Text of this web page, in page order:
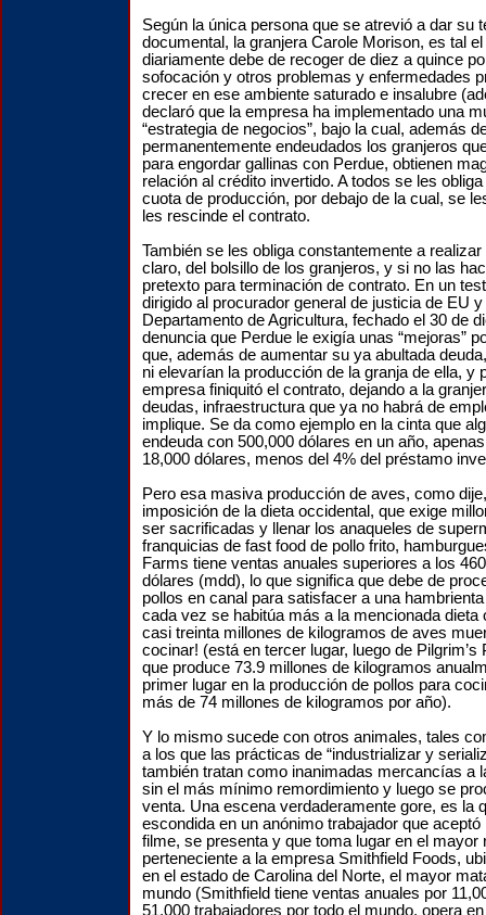
Según la única persona que se atrevió a dar su
documental, la granjera Carole Morison, es tal
diariamente debe de recoger de diez a quince
sofocación y otros problemas y enfermedades
crecer en ese ambiente saturado e insalubre
declaró que la empresa ha implementado una
“estrategia de negocios”, bajo la cual, además
permanentemente endeudados los granjeros
para engordar gallinas con Perdue, obtienen
relación al crédito invertido. A todos se les
cuota de producción, por debajo de la cual, se
les rescinde el contrato.
También se les obliga constantemente a realizar
claro, del bolsillo de los granjeros, y si no las
pretexto para terminación de contrato. En un
dirigido al procurador general de justicia de EU
Departamento de Agricultura, fechado el 30 de
denuncia que Perdue le exigía unas “mejoras”
que, además de aumentar su ya abultada
ni elevarían la producción de la granja de ella, y
empresa finiquitó el contrato, dejando a la
deudas, infraestructura que ya no habrá de
implique. Se da como ejemplo en la cinta que
endeuda con 500,000 dólares en un año,
18,000 dólares, menos del 4% del préstamo
Pero esa masiva producción de aves, como
imposición de la dieta occidental, que exige
ser sacrificadas y llenar los anaqueles de
franquicias de fast food de pollo frito,
Farms tiene ventas anuales superiores a los
dólares (mdd), lo que significa que debe de
pollos en canal para satisfacer a una
cada vez se habitúa más a la mencionada dieta
casi treinta millones de kilogramos de aves
cocinar! (está en tercer lugar, luego de Pilgrim’s
que produce 73.9 millones de kilogramos
primer lugar en la producción de pollos para
más de 74 millones de kilogramos por año).
Y lo mismo sucede con otros animales, tales
a los que las prácticas de “industrializar y
también tratan como inanimadas mercancías a
sin el más mínimo remordimiento y luego se
venta. Una escena verdaderamente gore, es la
escondida en un anónimo trabajador que aceptó
filme, se presenta y que toma lugar en el mayor
perteneciente a la empresa Smithfield Foods,
en el estado de Carolina del Norte, el mayor
mundo (Smithfield tiene ventas anuales por
51,000 trabajadores por todo el mundo, opera